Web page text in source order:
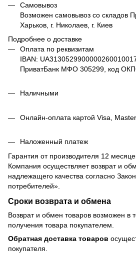
Самовывоз
Возможен самовывоз со складов
Харьков, г. Николаев, г. Киев
Подробнее о доставке
Оплата по реквизитам
IBAN:
ПриватБанк МФО 305299, код
Наличными
Онлайн-оплата картой Visa,
Наложенный платеж
Гарантия от производителя 12
Компания осуществляет возврат и
надлежащего качества согласно
потребителей»
Сроки возврата и обмена
Возврат и обмен товаров возможен в
получения товара покупателем.
Обратная доставка товаров
покупателя.